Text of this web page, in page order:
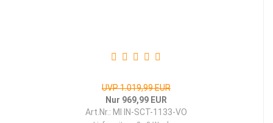
UVP 1.019,99 EUR
Nur 969,99 EUR
Art.Nr.: MI IN-SCT-1133-VO